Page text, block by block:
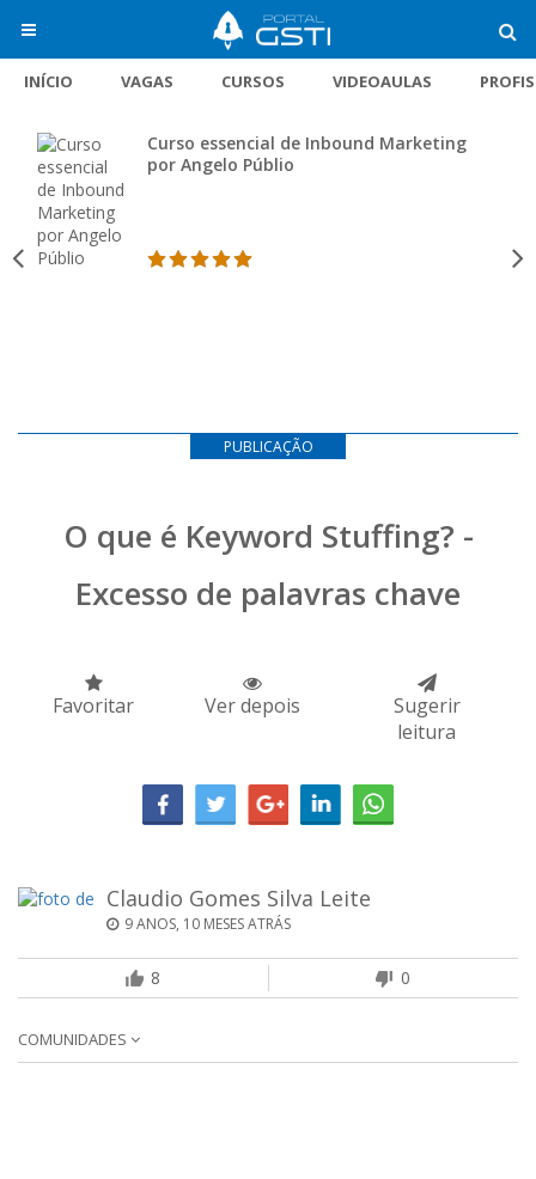
INÍCIO VAGAS CURSOS VIDEOAULAS
Curso essencial de Inbound Marketing
por Angelo Públio
PUBLICAÇÃO
O que é Keyword Stuffing? -
Excesso de palavras chave
Favoritar Ver depois
Sugerir
leitura
Claudio Gomes Silva Leite
9 ANOS, 10 MESES ATRÁS
8 0
COMUNIDADES